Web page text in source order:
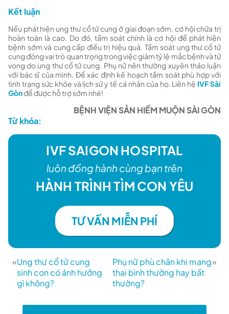
Kết luận
Nếu phát hiện ung thư cổ tử cung ở giai đoạn sớm, cơ hội chữa trị
hoàn toàn là cao. Do đó, tầm soát chính là cơ hội để phát hiện
bệnh sớm và cung cấp điều trị hiệu quả. Tầm soát ung thư cổ tử
cung đóng vai trò quan trọng trong việc giảm tỷ lệ mắc bệnh và tử
vong do ung thư cổ tử cung. Phụ nữ nên thường xuyên thảo luận
với bác sĩ của mình. Để xác định kế hoạch tầm soát phù hợp với
tình trạng sức khỏe và lịch sử y tế cá nhân của họ. Liên hệ IVF Sài
Gònđể được hỗ trợ sớm nhé!
BỆNH VIỆN SẢN HIẾM MUỘN SÀI GÒN
Từ khóa:
IVF SAIGON HOSPITAL
luôn đồng hành cùng bạn trên
HÀNH TRÌNH TÌM CON YÊU
TƯ VẤN MIỄN PHÍ
«Ung thư cổ tử cung
sinh con có ảnh hưởng
gì không?
Phụ nữ phù chân khi mang
thai bình thường hay bất
thường?
»